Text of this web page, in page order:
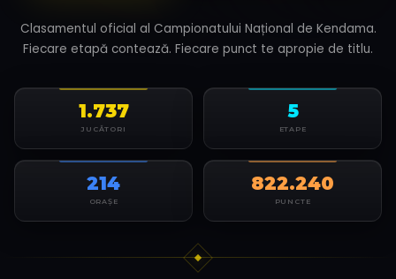
Clasamentul oficial al Campionatului Național de Kendama.
Fiecare etapă contează. Fiecare punct te apropie de titlu.
1.737
JUCĂTORI
5
ETAPE
214
ORAȘE
822.240
PUNCTE